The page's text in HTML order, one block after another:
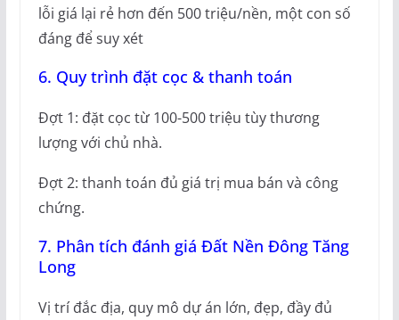
lỗi giá lại rẻ hơn đến 500 triệu/nền, một con số
đáng để suy xét
6. Quy trình đặt cọc & thanh toán
Đợt 1: đặt cọc từ 100-500 triệu tùy thương
lượng với chủ nhà.
Đợt 2: thanh toán đủ giá trị mua bán và công
chứng.
7. Phân tích đánh giá Đất Nền Đông Tăng
Long
Vị trí đắc địa, quy mô dự án lớn, đẹp, đầy đủ